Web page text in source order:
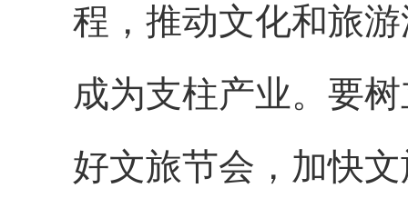
程，推动文化和旅
成为支柱产业。要
好文旅节会，加快